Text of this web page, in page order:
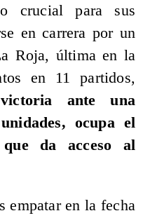
crucial para sus
en carrera por un
Roja, última en la
en 11 partidos,
ante una
ocupa el
da acceso al
empatar en la fecha